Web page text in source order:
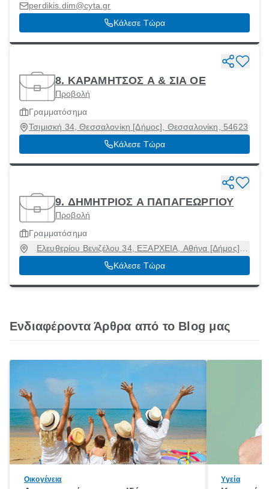
perdikis.dim@cyta.gr
Κάλεσε Τώρα
8. ΚΑΡΑΜΗΤΣΟΣ Α & ΣΙΑ ΟΕ
Προβολή
Γραμματόσημα
Τσιμισκή 34, Θεσσαλονίκη [Δήμος], Θεσσαλονίκη, 54623
Κάλεσε Τώρα
9. ΔΗΜΗΤΡΙΟΣ Α ΠΑΠΑΓΕΩΡΓΙΟΥ
Προβολή
Γραμματόσημα
Ελευθερίου Βενιζέλου 34, ΕΞΑΡΧΕΙΑ, Αθήνα [Δήμος],
Αττική, 10679
Κάλεσε Τώρα
Ενδιαφέροντα Άρθρα από το Blog μας
Οικογένεια Υγεία